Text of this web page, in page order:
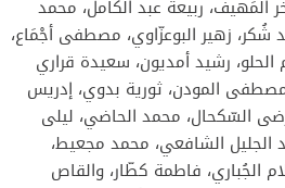
المَهيف، ربيعة عبد الكامل، محمد
زهير البوعزّاوي، مصطفى أجْمَاع،
الحلو، رشيد أمديون، سعيدة قراري
المودن، ثورية بدوي، إدريس
السّكحال، محمد الحاضي، ليلى
الشافعي، محمد مجعيط،
الجُباري، فاطمة كطّار، والقاص